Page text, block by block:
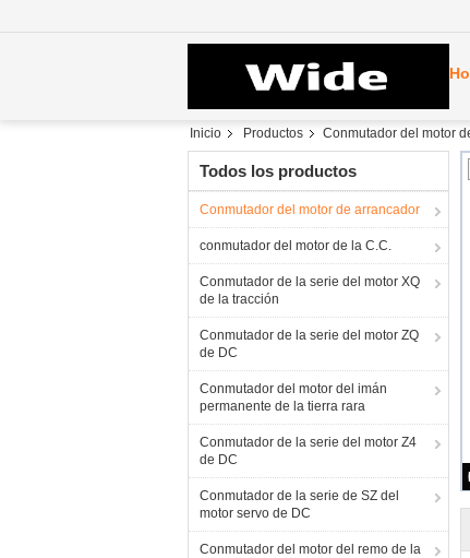
Inicio Productos Conmutador del motor
Todos los productos
Conmutador del motor de arrancador
conmutador del motor de la C.C.
Conmutador de la serie del motor XQ
de la tracción
Conmutador de la serie del motor ZQ
de DC
Conmutador del motor del imán
permanente de la tierra rara
Conmutador de la serie del motor Z4
de DC
Conmutador de la serie de SZ del
motor servo de DC
Conmutador del motor del remo de la